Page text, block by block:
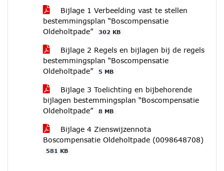
Bijlage 1 Verbeelding vast te stellen
bestemmingsplan “Boscompensatie
Oldeholtpade”
302 KB
Bijlage 2 Regels en bijlagen bij de regels
bestemmingsplan “Boscompensatie
Oldeholtpade”
5 MB
Bijlage 3 Toelichting en bijbehorende
bijlagen bestemmingsplan “Boscompensatie
Oldeholtpade”
8 MB
Bijlage 4 Zienswijzennota
Boscompensatie Oldeholtpade (0098648708)
581 KB